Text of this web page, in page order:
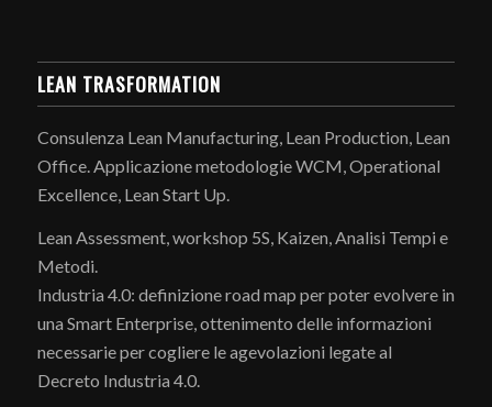
LEAN TRASFORMATION
Consulenza Lean Manufacturing, Lean Production, Lean
Office. Applicazione metodologie WCM, Operational
Excellence, Lean Start Up.
Lean Assessment, workshop 5S, Kaizen, Analisi Tempi e
Metodi.
Industria 4.0: definizione road map per poter evolvere in
una Smart Enterprise, ottenimento delle informazioni
necessarie per cogliere le agevolazioni legate al
Decreto Industria 4.0.